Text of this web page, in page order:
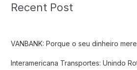
Recent Post
VANBANK: Porque o seu dinheiro
Interamericana Transportes: Unindo